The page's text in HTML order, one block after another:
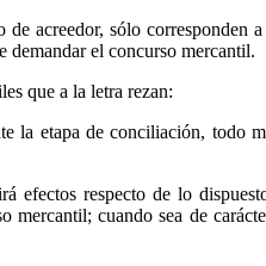
acreedor, sólo corresponden
demandar el concurso mercantil.
que a la letra rezan:
etapa de conciliación, todo
efectos respecto de lo
cuando sea de